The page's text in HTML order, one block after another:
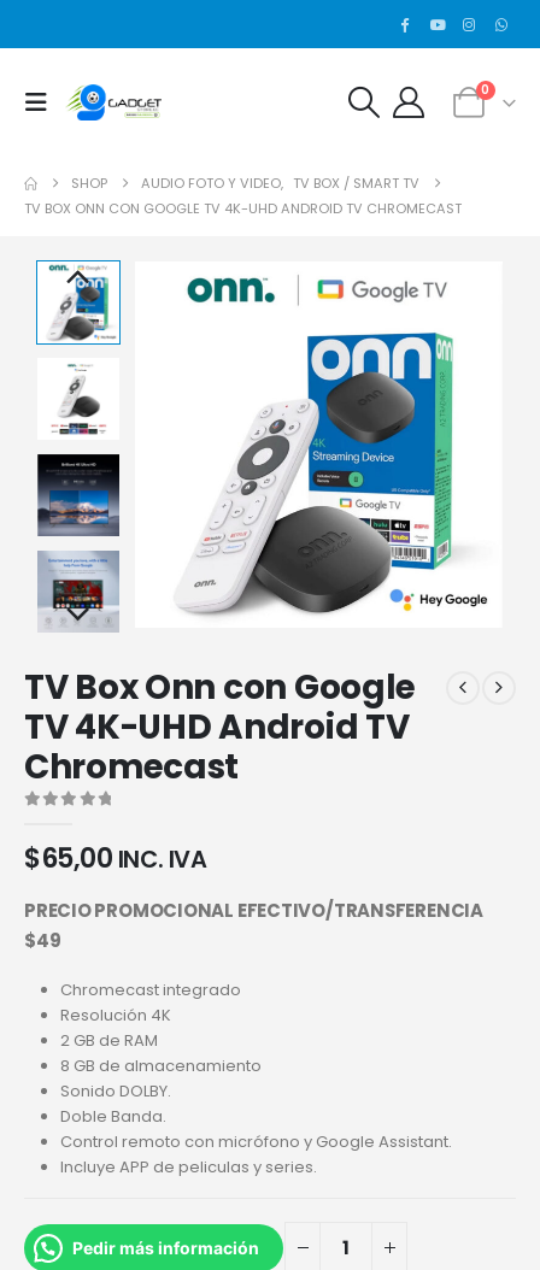
0
SHOP AUDIO FOTO Y VIDEO, TV BOX / SMART TV
TV BOX ONN CON GOOGLE TV 4K-UHD ANDROID TV CHROMECAST
TV Box Onn con Google
TV 4K-UHD Android TV
Chromecast
$65,00 INC. IVA
PRECIO PROMOCIONAL EFECTIVO/TRANSFERENCIA
$49
Chromecast integrado
Resolución 4K
2 GB de RAM
8 GB de almacenamiento
Sonido DOLBY.
Doble Banda.
Control remoto con micrófono y Google Assistant.
Incluye APP de peliculas y series.
Pedir más información